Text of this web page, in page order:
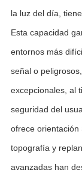
la luz del día,
Esta capacidad
entornos más
señal o
excepcionales, al
seguridad del
ofrece
topografía y
avanzadas han